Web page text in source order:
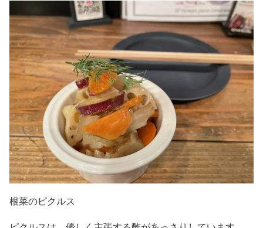
根菜のピクルス